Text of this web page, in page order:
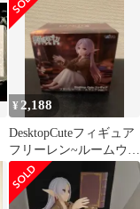
¥ 2,188
DesktopCuteフィギュア
フリーレン~ルームウェ
アVer.~